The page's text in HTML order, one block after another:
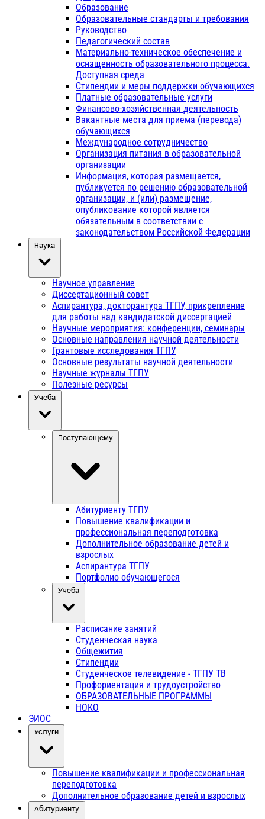
Образование
Образовательные стандарты и требования
Руководство
Педагогический состав
Материально-техническое обеспечение и
оснащенность образовательного процесса.
Доступная среда
Стипендии и меры поддержки обучающихся
Платные образовательные услуги
Финансово-хозяйственная деятельность
Вакантные места для приема (перевода)
обучающихся
Международное сотрудничество
Организация питания в образовательной
организации
Информация, которая размещается,
публикуется по решению образовательной
организации, и (или) размещение,
опубликование которой является
обязательным в соответствии с
законодательством Российской Федерации
Наука
Научное управление
Диссертационный совет
Аспирантура, докторантура ТГПУ, прикрепление
для работы над кандидатской диссертацией
Научные мероприятия: конференции, семинары
Основные направления научной деятельности
Грантовые исследования ТГПУ
Основные результаты научной деятельности
Научные журналы ТГПУ
Полезные ресурсы
Учёба
Поступающему
Абитуриенту ТГПУ
Повышение квалификации и
профессиональная переподготовка
Дополнительное образование детей и
взрослых
Аспирантура ТГПУ
Портфолио обучающегося
Учёба
Расписание занятий
Студенческая наука
Общежития
Стипендии
Студенческое телевидение - ТГПУ ТВ
Профориентация и трудоустройство
ОБРАЗОВАТЕЛЬНЫЕ ПРОГРАММЫ
НОКО
ЭИОС
Услуги
Повышение квалификации и профессиональная
переподготовка
Дополнительное образование детей и взрослых
Абитуриенту